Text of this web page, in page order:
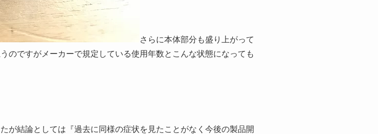
さらに本体部分も盛り上がって
のですがメーカーで規定している使用年数とこんな状態になっても
が結論としては『過去に同様の症状を見たことがなく今後の製品開